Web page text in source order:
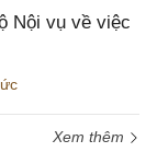
Nội vụ về việc
Xem thêm